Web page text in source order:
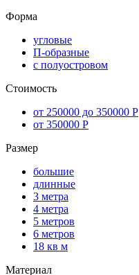
Форма
угловые
П-образные
с полуостровом
Стоимость
от 250000 до 350000 Р
от 350000 Р
Размер
большие
длинные
3 метра
4 метра
5 метров
6 метров
18 кв м
Материал